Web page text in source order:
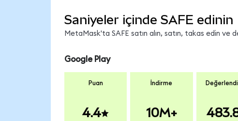
Saniyeler içinde SAFE edinin
MetaMask'ta SAFE satın alın, satın, takas edin ve
Google Play
Puan
4.4
İndirme
10M+